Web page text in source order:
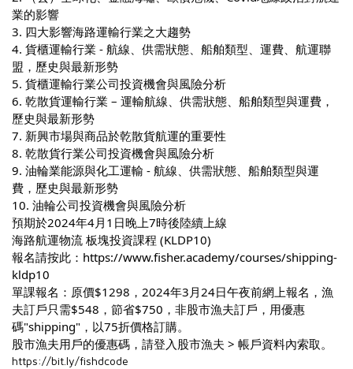
業的影響
3. 四大影響海路運輸行業之大趨勢
4. 貨櫃運輸行業 - 航線、供需狀態、船舶類型、運費、航運聯
盟，歷史與最新形勢
5. 貨櫃運輸行業公司投資機會與風險分析
6. 乾散貨運輸行業 – 運輸航線、供需狀態、船舶類型與運費，
歷史與最新形勢
7. 新興市場與商品於乾散貨航運的重要性
8. 乾散貨行業公司投資機會與風險分析
9. 油輪業能源與化工運輸 - 航線、供需狀態、船舶類型與運
費，歷史與最新形勢
10. 油輪公司投資機會與風險分析
預期於2024年4月1日晚上7時後陸續上線
海路航運物流 板塊投資課程 (KLDP10)
報名請按此： https://www.fisher.academy/courses/shipping-
kldp10
單課報名：原價$1298，2024年3月24日午夜前網上報名，漁
夫訂戶只需$548，節省$750，非股市漁夫訂戶，用優惠
碼"shipping"，以75折價格訂購。
股市漁夫用戶的優惠碼，請登入股市漁夫 > 帳戶資料內索取。
https://bit.ly/fishdcode